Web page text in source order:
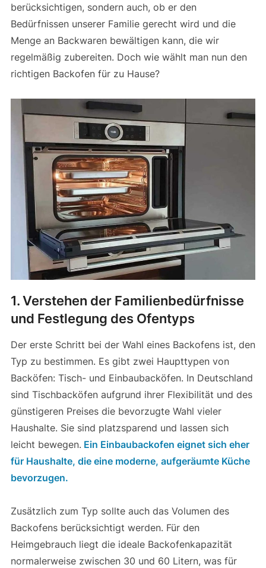
berücksichtigen, sondern auch, ob er den
Bedürfnissen unserer Familie gerecht wird und die
Menge an Backwaren bewältigen kann, die wir
regelmäßig zubereiten. Doch wie wählt man nun den
richtigen Backofen für zu Hause?
1.Verstehen der Familienbedürfnisse
und Festlegung des Ofentyps
Der erste Schritt bei der Wahl eines Backofens ist, den
Typ zu bestimmen. Es gibt zwei Haupttypen von
Backöfen: Tisch- und Einbaubacköfen. In Deutschland
sind Tischbacköfen aufgrund ihrer Flexibilität und des
günstigeren Preises die bevorzugte Wahl vieler
Haushalte. Sie sind platzsparend und lassen sich
leicht bewegen. Ein Einbaubackofen eignet sich eher
für Haushalte, die eine moderne, aufgeräumte Küche
bevorzugen.
Zusätzlich zum Typ sollte auch das Volumen des
Backofens berücksichtigt werden. Für den
Heimgebrauch liegt die ideale Backofenkapazität
normalerweise zwischen 30 und 60 Litern, was für